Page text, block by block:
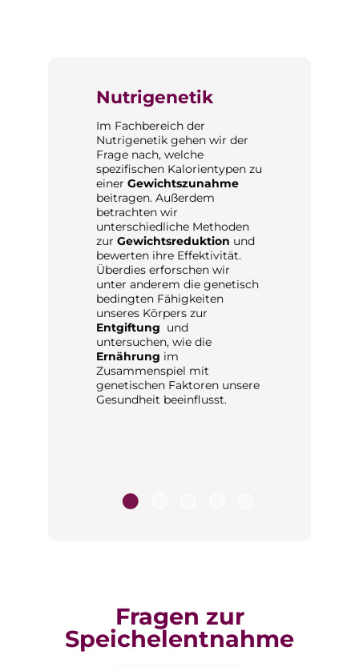
Nutrigenetik
Im Fachbereich der
Nutrigenetik gehen wir der
Frage nach, welche
spezifischen Kalorientypen zu
einer Gewichtszunahme
beitragen. Außerdem
betrachten wir
unterschiedliche Methoden
zur Gewichtsreduktion und
bewerten ihre Effektivität.
Überdies erforschen wir
unter anderem die genetisch
bedingten Fähigkeiten
unseres Körpers zur
Entgiftung und
untersuchen, wie die
Ernährung im
Zusammenspiel mit
genetischen Faktoren unsere
Gesundheit beeinflusst.
Fragen zur
Speichelentnahme